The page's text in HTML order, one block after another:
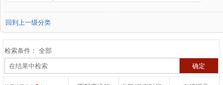
回到上一级分类
检索条件： 全部